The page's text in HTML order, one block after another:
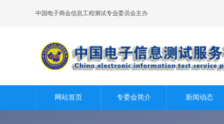
中国电子商会信息工程测试专业委员会主办
网站首页 专委会简介 新闻动态